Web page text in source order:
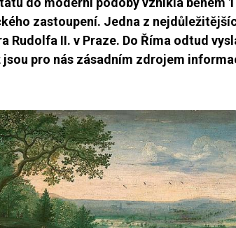
zastoupení. Jedna z
Rudolfa II. v Praze. Do Říma odtud
pro nás zásadním zdrojem